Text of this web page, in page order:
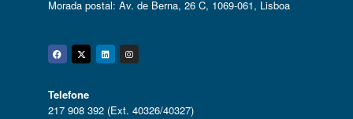
Morada postal: Av. de Berna, 26 C, 1069-061, Lisboa
Facebook
Twitter
Linkedin
Instagram
Telefone
217 908 392 (Ext. 40326/40327)